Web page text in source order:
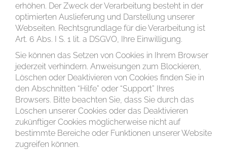
erhöhen. Der Zweck der Verarbeitung besteht in der
optimierten Auslieferung und Darstellung unserer
Webseiten. Rechtsgrundlage für die Verarbeitung ist
Art. 6 Abs. I S. 1 lit. a DSGVO, Ihre Einwilligung.
Sie können das Setzen von Cookies in Ihrem Browser
jederzeit verhindern. Anweisungen zum Blockieren,
Löschen oder Deaktivieren von Cookies finden Sie in
den Abschnitten “Hilfe” oder “Support” Ihres
Browsers. Bitte beachten Sie, dass Sie durch das
Löschen unserer Cookies oder das Deaktivieren
zukünftiger Cookies möglicherweise nicht auf
bestimmte Bereiche oder Funktionen unserer Website
zugreifen können.